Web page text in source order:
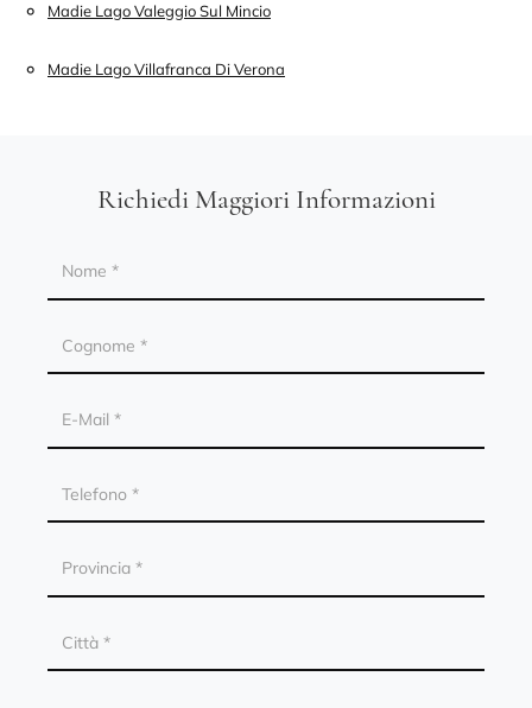
Madie Lago Valeggio Sul Mincio
Madie Lago Villafranca Di Verona
Richiedi Maggiori Informazioni